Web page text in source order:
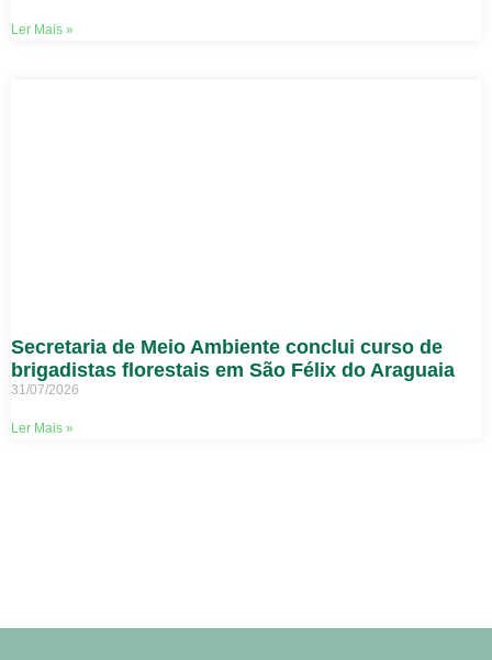
Ler Mais »
Secretaria de Meio Ambiente conclui curso de
brigadistas florestais em São Félix do Araguaia
31/07/2026
Ler Mais »